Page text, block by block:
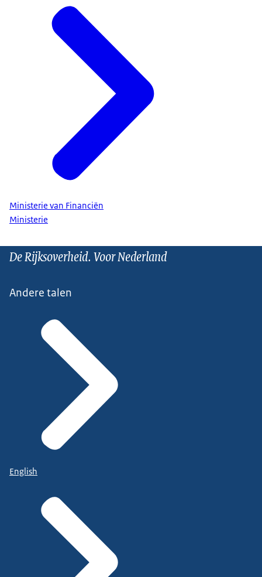
Ministerie van Financiën
Ministerie
De Rijksoverheid. Voor Nederland
Andere talen
English